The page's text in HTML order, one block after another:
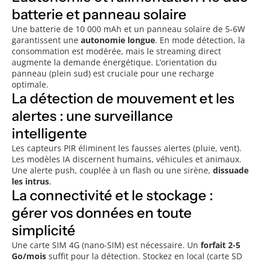
batterie et panneau solaire
Une batterie de 10 000 mAh et un panneau solaire de 5-6W
garantissent une autonomie longue. En mode détection, la
consommation est modérée, mais le streaming direct
augmente la demande énergétique. L’orientation du
panneau (plein sud) est cruciale pour une recharge
optimale.
La détection de mouvement et les
alertes : une surveillance
intelligente
Les capteurs PIR éliminent les fausses alertes (pluie, vent).
Les modèles IA discernent humains, véhicules et animaux.
Une alerte push, couplée à un flash ou une sirène, dissuade
les intrus.
La connectivité et le stockage :
gérer vos données en toute
simplicité
Une carte SIM 4G (nano-SIM) est nécessaire. Un forfait 2-5
Go/mois suffit pour la détection. Stockez en local (carte SD